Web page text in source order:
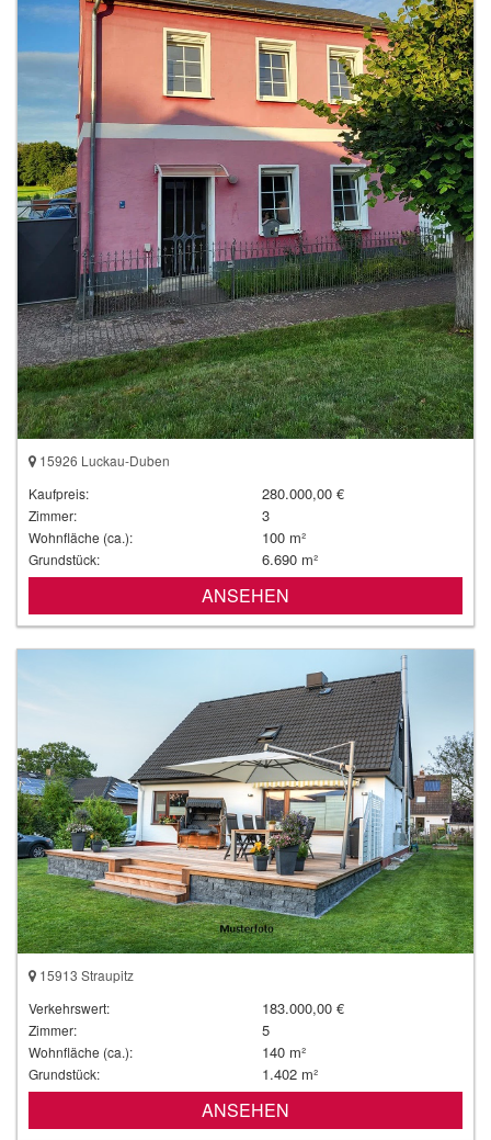
15926 Luckau-Duben
Kaufpreis:
280.000,00 €
Zimmer: 3
Wohnfläche (ca.): 100 m²
Grundstück: 6.690 m²
ANSEHEN
15913 Straupitz
Verkehrswert:
183.000,00 €
Zimmer: 5
Wohnfläche (ca.): 140 m²
Grundstück: 1.402 m²
ANSEHEN